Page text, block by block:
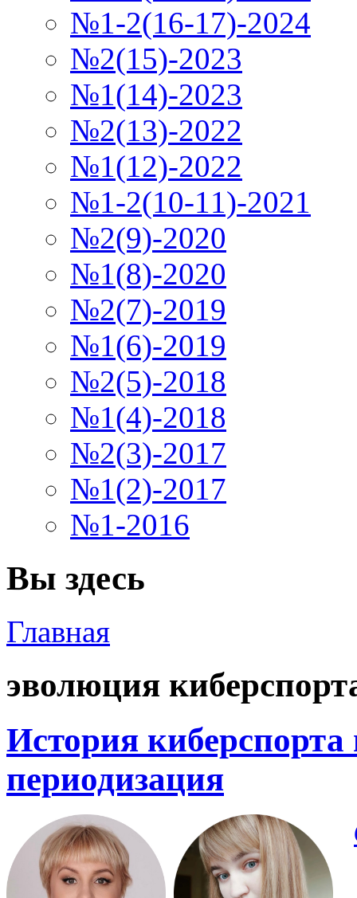
№1-2(16-17)-2024
№2(15)-2023
№1(14)-2023
№2(13)-2022
№1(12)-2022
№1-2(10-11)-2021
№2(9)-2020
№1(8)-2020
№2(7)-2019
№1(6)-2019
№2(5)-2018
№1(4)-2018
№2(3)-2017
№1(2)-2017
№1-2016
Вы здесь
Главная
эволюция
История
периодизация